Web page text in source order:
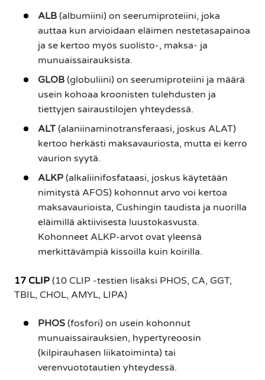
ALB (albumiini) on seerumiproteiini, joka
auttaa kun arvioidaan eläimen nestetasapainoa
ja se kertoo myös suolisto-, maksa- ja
munuaissairauksista.
GLOB (globuliini) on seerumiproteiini ja määrä
usein kohoaa kroonisten tulehdusten ja
tiettyjen sairaustilojen yhteydessä.
ALT(alaniinaminotransferaasi, joskus ALAT)
kertoo herkästi maksavauriosta, mutta ei kerro
vaurion syytä.
ALKP (alkaliinifosfataasi, joskus käytetään
nimitystä AFOS) kohonnut arvo voi kertoa
maksavaurioista, Cushingin taudista ja nuorilla
eläimillä aktiivisesta luustokasvusta.
Kohonneet ALKP-arvot ovat yleensä
merkittävämpiä kissoilla kuin koirilla.
17 CLIP (10 CLIP -testien lisäksi PHOS, CA, GGT,
TBIL, CHOL, AMYL, LIPA)
PHOS (fosfori) on usein kohonnut
munuaissairauksien, hypertyreoosin
(kilpirauhasen liikatoiminta) tai
verenvuototautien yhteydessä.